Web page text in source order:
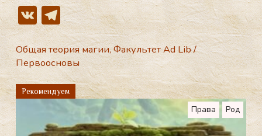
V
K
T
el
e
gr
a
m
Общая теория магии,Факультет Ad Lib/
Первоосновы
Рекомендуем
Права Род